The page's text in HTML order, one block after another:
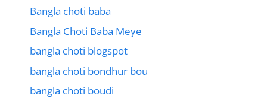
Bangla choti baba
Bangla Choti Baba Meye
bangla choti blogspot
bangla choti bondhur bou
bangla choti boudi